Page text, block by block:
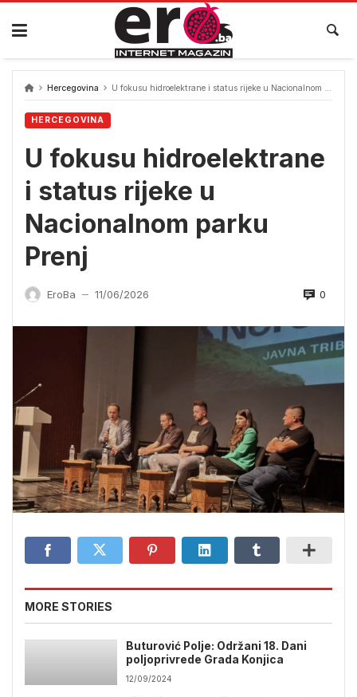
Skip
content
Hercegovina U fokusu hidroelektrane i status rijeke u Nacionalnom parku Prenj
HERCEGOVINA
U fokusu hidroelektrane
i status rijeke u
Nacionalnom parku
Prenj
EroBa — 11/06/2026 0
MORE STORIES
Buturović Polje: Održani 18. Dani
poljoprivrede Grada Konjica
12/09/2024